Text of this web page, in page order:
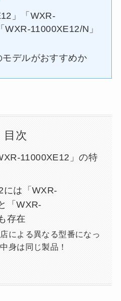
」「WXR-
11000XE12/N」
デルがおすすめか
目次
11000XE12」の特
には「WXR-
「WXR-
存在
店による異なる型番になっ
身は同じ製品！